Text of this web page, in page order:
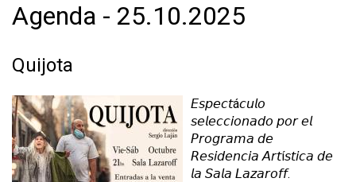
Agenda - 25.10.2025
Quijota
𝘌𝘴𝘱𝘦𝘤𝘵á𝘤𝘶𝘭𝘰
𝘴𝘦𝘭𝘦𝘤𝘤𝘪𝘰𝘯𝘢𝘥𝘰 𝘱𝘰𝘳 𝘦𝘭
𝘗𝘳𝘰𝘨𝘳𝘢𝘮𝘢 𝘥𝘦
𝘙𝘦𝘴𝘪𝘥𝘦𝘯𝘤𝘪𝘢 𝘈𝘳𝘵í𝘴𝘵𝘪𝘤𝘢 𝘥𝘦
𝘭𝘢 𝘚𝘢𝘭𝘢 𝘓𝘢𝘻𝘢𝘳𝘰𝘧𝘧.